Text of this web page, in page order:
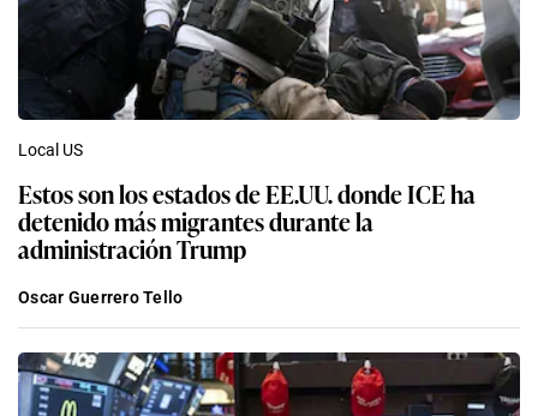
Local US
Estos son los estados de EE.UU. donde ICE ha
detenido más migrantes durante la
administración Trump
Oscar Guerrero Tello